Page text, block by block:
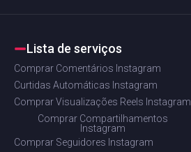
Lista de serviços
Comprar Comentários Instagram
Curtidas Automáticas Instagram
Comprar Visualizações Reels Instagram
Comprar Compartilhamentos
Instagram
Comprar Seguidores Instagram